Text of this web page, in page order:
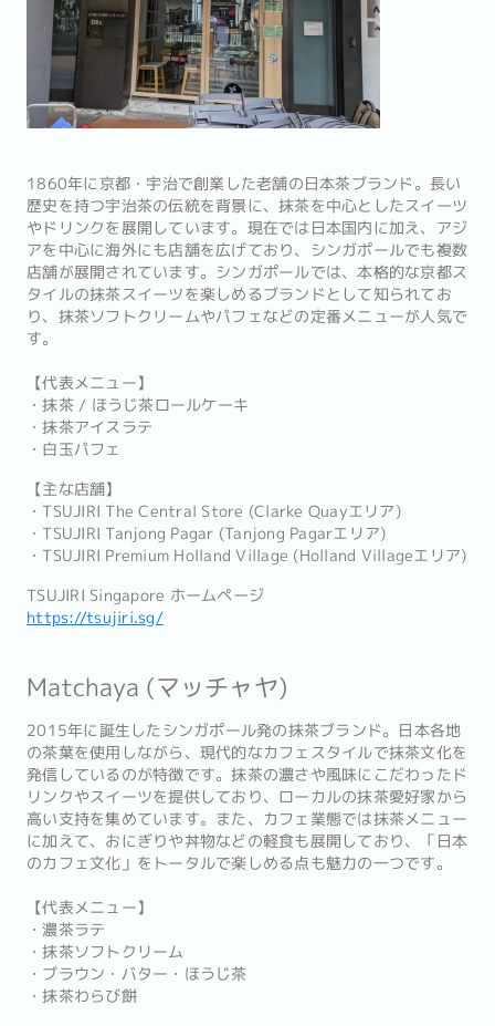
1860年に京都・宇治で創業した老舗の日本茶ブランド。長い
歴史を持つ宇治茶の伝統を背景に、抹茶を中心としたスイーツ
やドリンクを展開しています。現在では日本国内に加え、アジ
アを中心に海外にも店舗を広げており、シンガポールでも複数
店舗が展開されています。シンガポールでは、本格的な京都ス
タイルの抹茶スイーツを楽しめるブランドとして知られてお
り、抹茶ソフトクリームやパフェなどの定番メニューが人気で
す。
【代表メニュー】
・抹茶 / ほうじ茶ロールケーキ
・抹茶アイスラテ
・白玉パフェ
【主な店舗】
・TSUJIRI The Central Store (Clarke Quayエリア)
・TSUJIRI Tanjong Pagar (Tanjong Pagarエリア)
・TSUJIRI Premium Holland Village (Holland Villageエリア)
TSUJIRI Singapore ホームページ
https://tsujiri.sg/
Matchaya (マッチャヤ)
2015年に誕生したシンガポール発の抹茶ブランド。日本各地
の茶葉を使用しながら、現代的なカフェスタイルで抹茶文化を
発信しているのが特徴です。抹茶の濃さや風味にこだわったド
リンクやスイーツを提供しており、ローカルの抹茶愛好家から
高い支持を集めています。また、カフェ業態では抹茶メニュー
に加えて、おにぎりや丼物などの軽食も展開しており、「日本
のカフェ文化」をトータルで楽しめる点も魅力の一つです。
【代表メニュー】
・濃茶ラテ
・抹茶ソフトクリーム
・ブラウン・バター・ほうじ茶
・抹茶わらび餅